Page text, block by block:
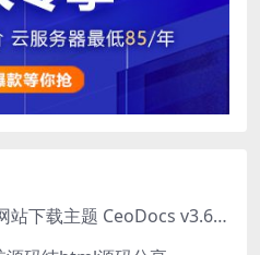
WordPress各类素材网站下载主题 CeoDocs v3.6 去授权版